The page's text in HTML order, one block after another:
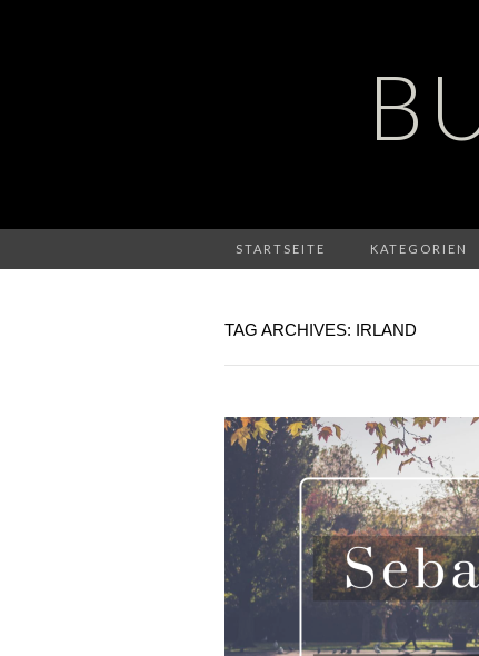
STARTSEITE KATEGORIEN
TAG ARCHIVES: IRLAND